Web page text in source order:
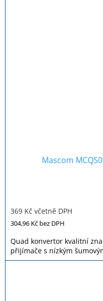
Mascom
produktu
je
z
5
hvězdiček.
369 Kč včetně DPH
304,96 Kč bez DPH
Quad konvertor kvalitní
přijímače s nízkým